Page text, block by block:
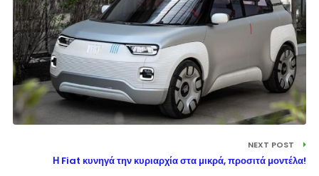
NEXT POST
Η Fiat κυνηγά την κυριαρχία στα μικρά, προσιτά μοντέλα!